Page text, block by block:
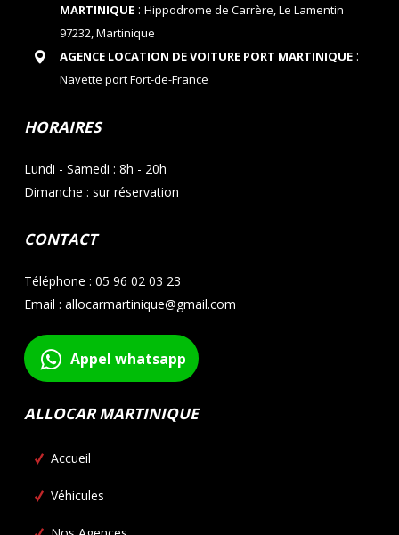
MARTINIQUE: Hippodrome de Carrère, Le Lamentin
97232, Martinique
AGENCE LOCATION DE VOITURE PORT MARTINIQUE:
Navette port Fort-de-France
HORAIRES
Lundi - Samedi : 8h - 20h
Dimanche : sur réservation
CONTACT
Téléphone : 05 96 02 03 23
Email : allocarmartinique@gmail.com
Appel whatsapp
ALLOCAR MARTINIQUE
Accueil
Véhicules